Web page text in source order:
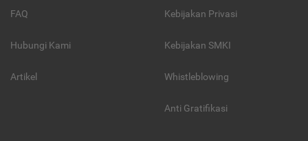
FAQ
Hubungi Kami
Artikel
Kebijakan Privasi
Kebijakan SMKI
Whistleblowing
Anti Gratifikasi